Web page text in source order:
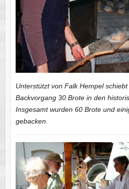
Unterstützt von Falk Hempel
Backvorgang 30 Brote in den
Insgesamt wurden 60 Brote und
gebacken.